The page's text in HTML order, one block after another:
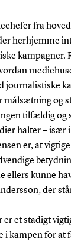
fra
herhjemme
kampagner.
journalistiske
målsætning og
tilfældig og
halter – især
er, at
ellers kunne
der
et stadigt
kampen for at